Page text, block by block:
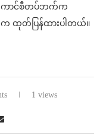
ကောင်စီတပ်ဘက်က
ထုတ်ပြန်ထားပါတယ်။
1 views